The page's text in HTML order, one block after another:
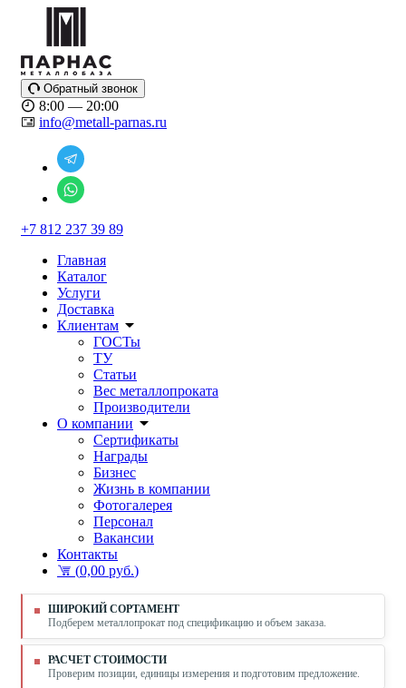
Обратный звонок
8:00 — 20:00
info@metall-parnas.ru
+7 812 237 39 89
Главная
Каталог
Услуги
Доставка
Клиентам
ГОСТы
ТУ
Статьи
Вес металлопроката
Производители
О компании
Сертификаты
Награды
Бизнес
Жизнь в компании
Фотогалерея
Персонал
Вакансии
Контакты
(0,00 руб.)
ШИРОКИЙ СОРТАМЕНТ
Подберем металлопрокат под спецификацию и объем заказа.
РАСЧЕТ СТОИМОСТИ
Проверим позиции, единицы измерения и подготовим предложение.